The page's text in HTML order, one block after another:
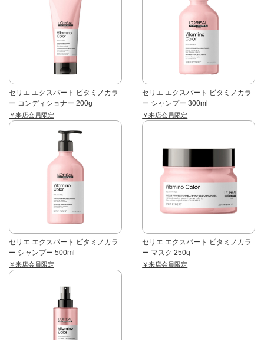
セリエ エクスパート ビタミノカラ
ー コンディショナー 200g
￥来店会員限定
セリエ エクスパート ビタミノカラ
ー シャンプー 300ml
￥来店会員限定
セリエ エクスパート ビタミノカラ
ー シャンプー 500ml
￥来店会員限定
セリエ エクスパート ビタミノカラ
ー マスク 250g
￥来店会員限定